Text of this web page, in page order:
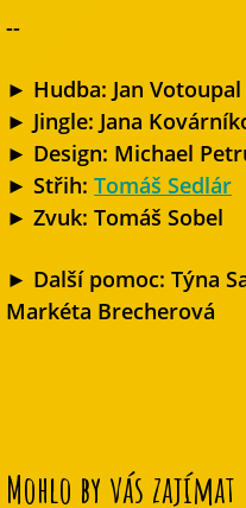
--
► Hudba: Jan
► Jingle: Jana
► Design: Michael
► Střih: Tomáš Sedlár
► Zvuk: Tomáš Sobel
► Další pomoc: Týna
Markéta Brecherová
Mohlo by vás zajímat